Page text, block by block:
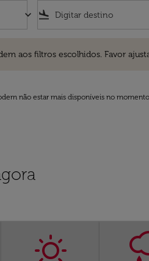
keyboard_arrow_down flight_land
aos filtros escolhidos. Favor
não estar mais disponíveis no